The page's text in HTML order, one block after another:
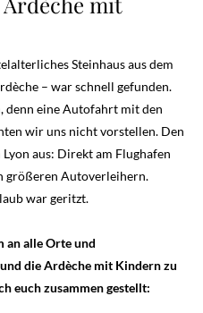
Steinhaus aus dem
– war schnell gefunden.
denn eine Autofahrt mit den
wir uns nicht vorstellen. Den
aus: Direkt am Flughafen
größeren Autoverleihern.
war geritzt.
an alle Orte und
die Ardèche mit Kindern zu
euch zusammen gestellt: